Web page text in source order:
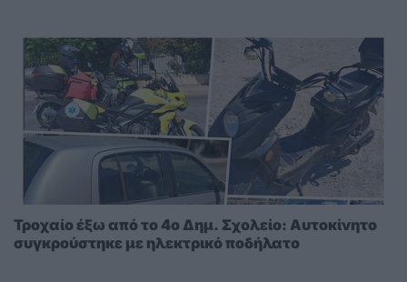
Τροχαίο έξω από το 4ο Δημ. Σχολείο: Αυτοκίνητο
συγκρούστηκε με ηλεκτρικό ποδήλατο